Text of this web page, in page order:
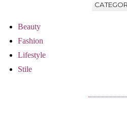
Beauty
Fashion
Lifestyle
Stile